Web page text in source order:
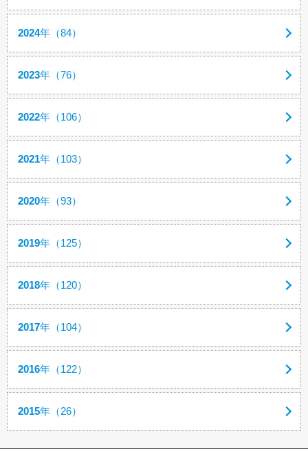
2024年（84）
2023年（76）
2022年（106）
2021年（103）
2020年（93）
2019年（125）
2018年（120）
2017年（104）
2016年（122）
2015年（26）